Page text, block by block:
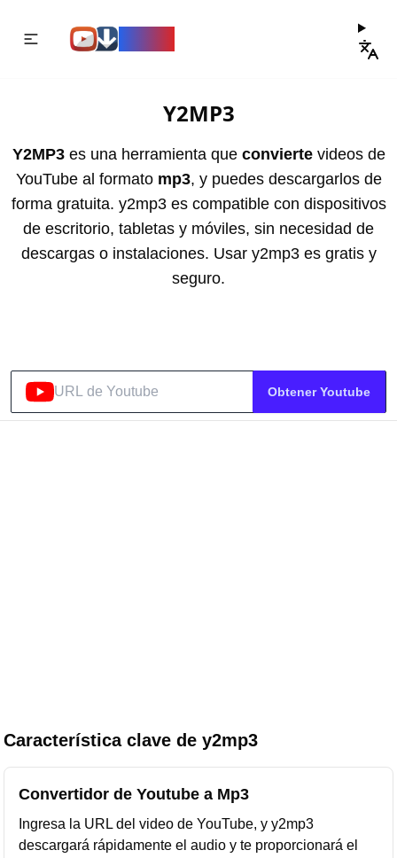
Y2MP3
Y2MP3es una herramienta que conviertevideos de
YouTube al formato mp3, y puedes descargarlos de
forma gratuita. y2mp3 es compatible con dispositivos
de escritorio, tabletas y móviles, sin necesidad de
descargas o instalaciones. Usar y2mp3 es gratis y
seguro.
Obtener Youtube
Característica clave de y2mp3
Convertidor de Youtube a Mp3
Ingresa la URL del video de YouTube, y y2mp3
descargará rápidamente el audio y te proporcionará el